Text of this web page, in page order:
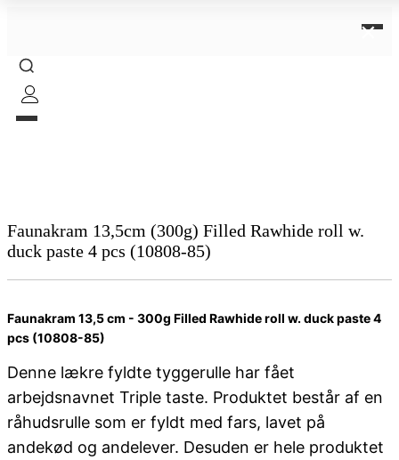
Faunakram 13,5cm (300g) Filled Rawhide roll w.
duck paste 4 pcs (10808-85)
Faunakram 13,5 cm - 300g Filled Rawhide roll w. duck paste 4
pcs (10808-85)
Denne lækre fyldte tyggerulle har fået
arbejdsnavnet Triple taste. Produktet består af en
råhudsrulle som er fyldt med fars, lavet på
andekød og andelever. Desuden er hele produktet
×